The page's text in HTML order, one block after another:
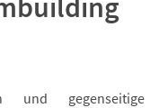
und gegenseitige